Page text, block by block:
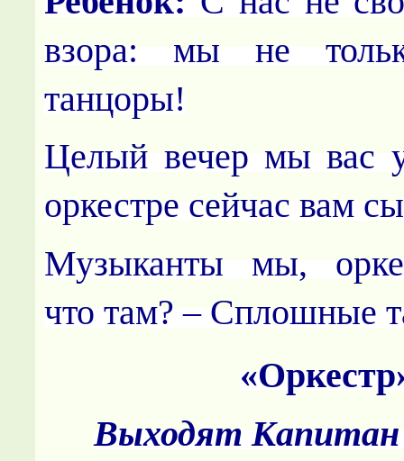
взора: мы не
танцоры!
Целый вечер мы вас
оркестре сейчас вам
Музыканты мы,
что там? – Сплошные
Выходят